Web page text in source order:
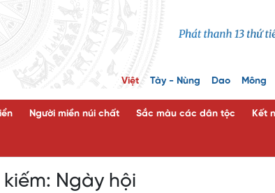
Việt Tày - Nùng Dao Mông
Người miền núi chất Sắc màu các dân tộc Kết
Ngày hội